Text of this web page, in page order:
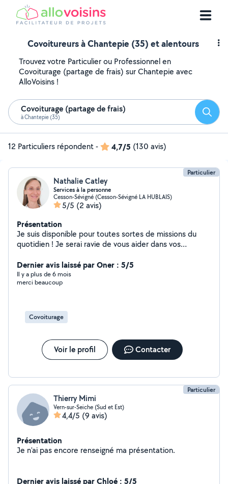
Covoitureurs à Chantepie (35) et alentours
Trouvez votre Particulier ou Professionnel en
Covoiturage (partage de frais) sur Chantepie avec
AlloVoisins !
Covoiturage (partage de frais)
à Chantepie (35)
12 Particuliers répondent- 4,7/5 (130 avis)
Particulier
Nathalie Catley
Services à la personne
Cesson-Sévigné (Cesson-Sévigné LA HUBLAIS)
5/5 (2 avis)
Présentation
Je suis disponible pour toutes sortes de missions du
quotidien ! Je serai ravie de vous aider dans vos
répondre à un courrier, remplir un formulaire, classer vos
documents, - vous accompagner physiquement à vos
rendez-vous. Je peux relire et corriger vos rapports de
accompagner pour une promenade, passer un temps
convivial avec vous. Je fais vos courses, votre ménage,
donne un soutien scolaire (niveau primaire).
Dernier avis laissé par Oner : 5/5
Il y a plus de 6 mois
merci beaucoup
Covoiturage
Voir le profil Contacter
Particulier
Thierry Mimi
Vern-sur-Seiche (Sud et Est)
4,4/5 (9 avis)
Présentation
Je n'ai pas encore renseigné ma présentation.
Dernier avis laissé par Chloé : 5/5